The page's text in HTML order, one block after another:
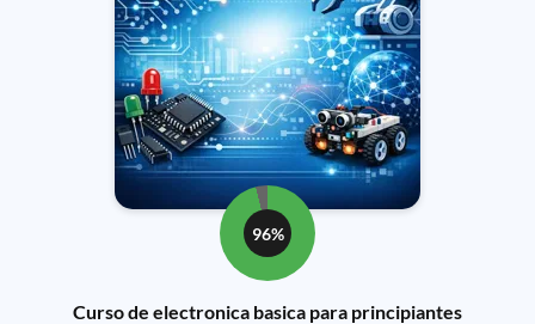
96%
Curso de electronica basica para principiantes